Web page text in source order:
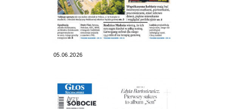
05.06.2026